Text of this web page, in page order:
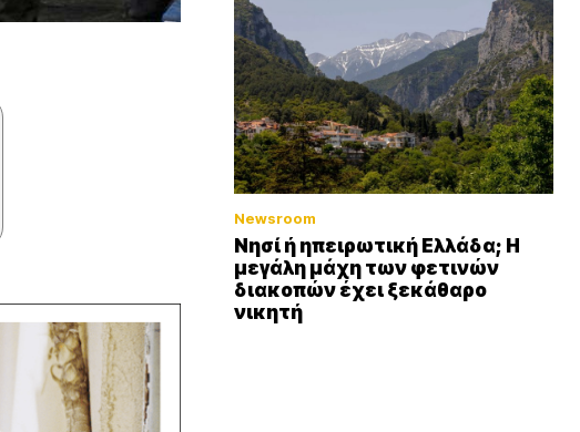
Newsroom
Νησί ή ηπειρωτική Ελλάδα; Η
μεγάλη μάχη των φετινών
διακοπών έχει ξεκάθαρο
νικητή